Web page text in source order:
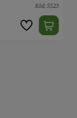
Kód: 5522